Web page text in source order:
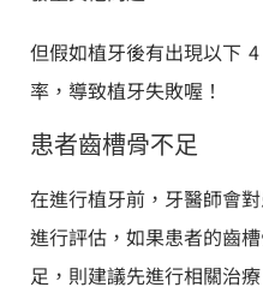
但假如植牙後有出現以下
率，導致植牙失敗喔！
患者齒槽骨不足
在進行植牙前，牙醫師會
進行評估，如果患者的齒
足，則建議先進行相關治